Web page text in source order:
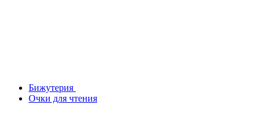
Бижутерия
Очки для чтения